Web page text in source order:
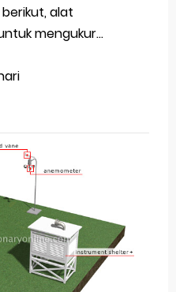
alat
mengukur...